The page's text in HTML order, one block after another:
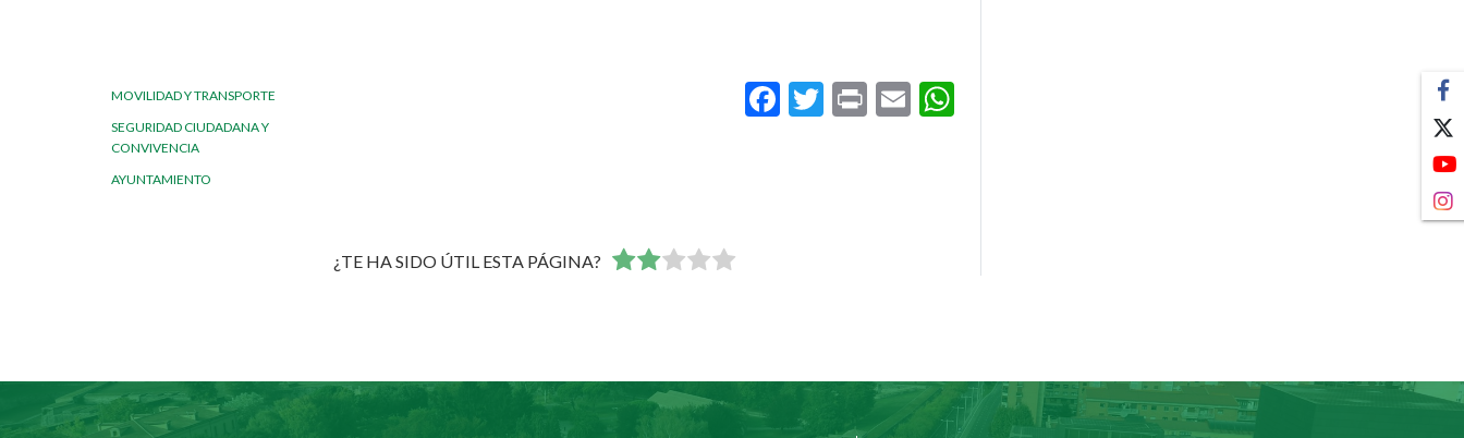
MOVILIDAD Y TRANSPORTE
SEGURIDAD CIUDADANA Y
CONVIVENCIA
AYUNTAMIENTO
Facebook
Twitter
PrintEmail
¿TE HA SIDO ÚTIL ESTA PÁGINA?